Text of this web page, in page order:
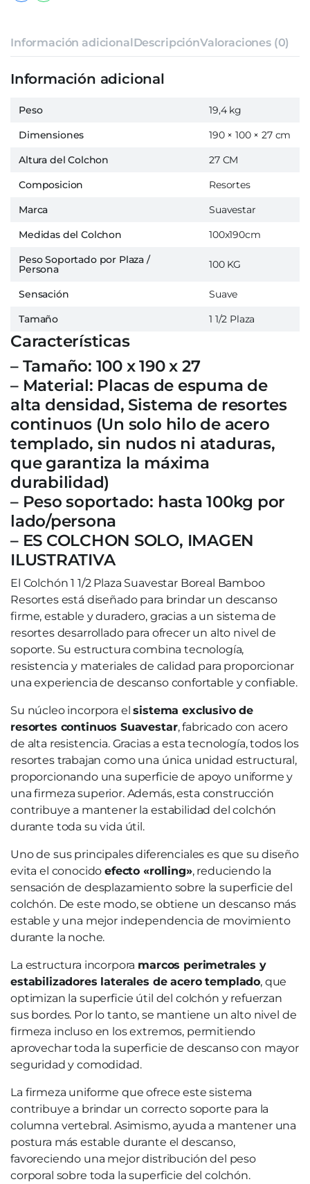
Información adicionalDescripciónValoraciones (0)
Información adicional
Peso
19,4 kg
Dimensiones
190 × 100 × 27 cm
Altura del Colchon
27 CM
Composicion
Resortes
Marca
Suavestar
Medidas del Colchon
100x190cm
Peso Soportado por Plaza /
Persona 100 KG
Sensación
Suave
Tamaño
1 1/2 Plaza
Características
– Tamaño: 100 x 190 x 27
– Material: Placas de espuma de
alta densidad, Sistema de resortes
continuos (Un solo hilo de acero
templado, sin nudos ni ataduras,
que garantiza la máxima
durabilidad)
– Peso soportado: hasta 100kg por
lado/persona
– ES COLCHON SOLO, IMAGEN
ILUSTRATIVA
El Colchón 1 1/2 Plaza Suavestar Boreal Bamboo
Resortes está diseñado para brindar un descanso
firme, estable y duradero, gracias a un sistema de
resortes desarrollado para ofrecer un alto nivel de
soporte. Su estructura combina tecnología,
resistencia y materiales de calidad para proporcionar
una experiencia de descanso confortable y confiable.
Su núcleo incorpora elsistema exclusivo de
resortes continuos Suavestar, fabricado con acero
de alta resistencia. Gracias a esta tecnología, todos los
resortes trabajan como una única unidad estructural,
proporcionando una superficie de apoyo uniforme y
una firmeza superior. Además, esta construcción
contribuye a mantener la estabilidad del colchón
durante toda su vida útil.
Uno de sus principales diferenciales es que su diseño
evita el conocidoefecto «rolling», reduciendo la
sensación de desplazamiento sobre la superficie del
colchón. De este modo, se obtiene un descanso más
estable y una mejor independencia de movimiento
durante la noche.
La estructura incorpora marcos perimetrales y
estabilizadores laterales de acero templado, que
optimizan la superficie útil del colchón y refuerzan
sus bordes. Por lo tanto, se mantiene un alto nivel de
firmeza incluso en los extremos, permitiendo
aprovechar toda la superficie de descanso con mayor
seguridad y comodidad.
La firmeza uniforme que ofrece este sistema
contribuye a brindar un correcto soporte para la
columna vertebral. Asimismo, ayuda a mantener una
postura más estable durante el descanso,
favoreciendo una mejor distribución del peso
corporal sobre toda la superficie del colchón.